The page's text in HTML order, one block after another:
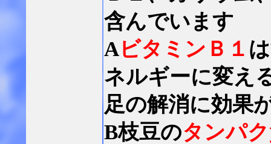
含んでいます
AビタミンＢ１
ネルギーに変え
足の解消に効果
B枝豆のタンパ